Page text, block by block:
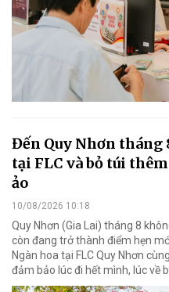
Đến Quy Nhơn tháng
tại FLC và bỏ túi
ảo
10/08/2026 10:18
Quy Nhơn (Gia Lai) tháng 8
còn đang trở thành điểm hẹn
Ngàn hoa tại FLC Quy Nhơn
đảm bảo lúc đi hết mình, lúc về